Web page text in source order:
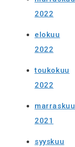
2022
elokuu
2022
toukokuu
2022
marraskuu
2021
syyskuu